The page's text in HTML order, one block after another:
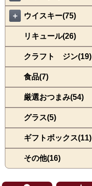
＋ ウイスキー(75)
リキュール(26)
クラフト ジン(19)
食品(7)
厳選おつまみ(54)
グラス(5)
ギフトボックス(11)
その他(16)